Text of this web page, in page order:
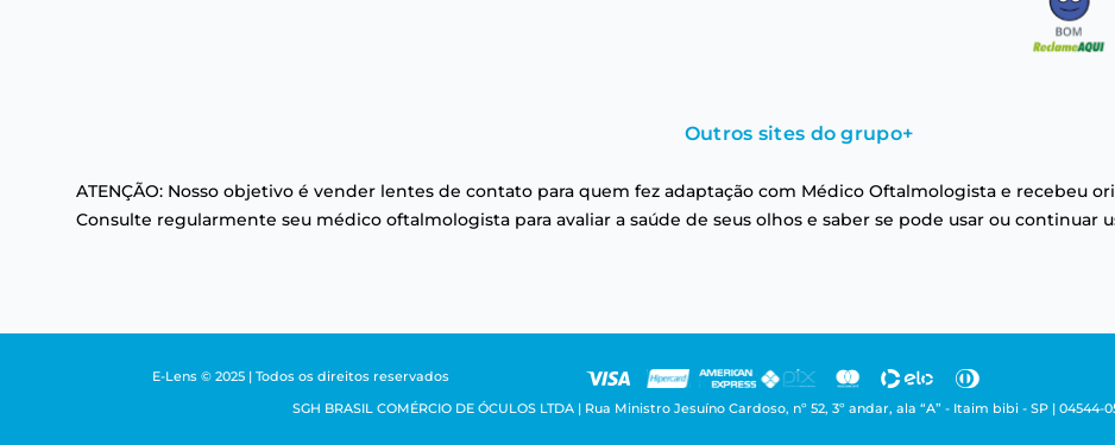
Outros sites do grupo+
ATENÇÃO: Nosso objetivo é vender lentes de contato para quem fez adaptação com Médico Oftalmologista e recebeu
Consulte regularmente seu médico oftalmologista para avaliar a saúde de seus olhos e saber se pode usar ou continuar
E-Lens © 2025 | Todos os direitos reservados
SGH BRASIL COMÉRCIO DE ÓCULOS LTDA | Rua Ministro Jesuíno Cardoso, nº 52, 3º andar, ala “A” - Itaim bibi - SP | 04544-